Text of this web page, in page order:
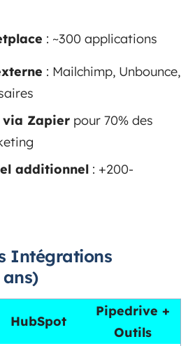
: ~300 applications
: Mailchimp, Unbounce,
Zapier pour 70% des
additionnel : +200-
Intégrations
HubSpot
Pipedrive +
Outils